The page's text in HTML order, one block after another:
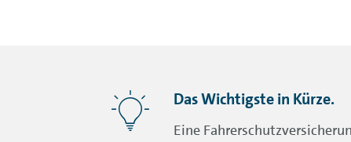
Das Wichtigste in Kürze.
Eine